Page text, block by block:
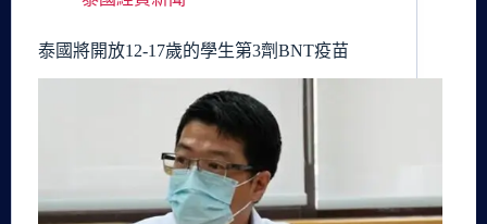
泰國將開放12-17歲的學生第3劑BNT疫苗